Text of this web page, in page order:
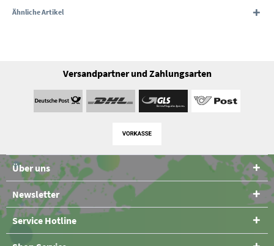
Ähnliche Artikel
Versandpartner und Zahlungsarten
Über uns
Newsletter
Service Hotline